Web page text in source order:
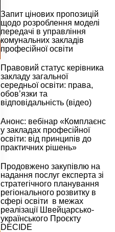
Запит цінових пропозицій
щодо розроблення моделі
передачі в управління
комунальних закладів
професійної освіти
Правовий статус керівника
закладу загальної
середньої освіти: права,
обов’язки та
відповідальність (відео)
Анонс: вебінар «Комплаєнс
у закладах професійної
освіти: від принципів до
практичних рішень»
Продовжено закупівлю на
надання послуг експерта зі
стратегічного планування
регіонального розвитку в
сфері освіти в межах
реалізації Швейцарсько-
українського Проєкту
DECIDE